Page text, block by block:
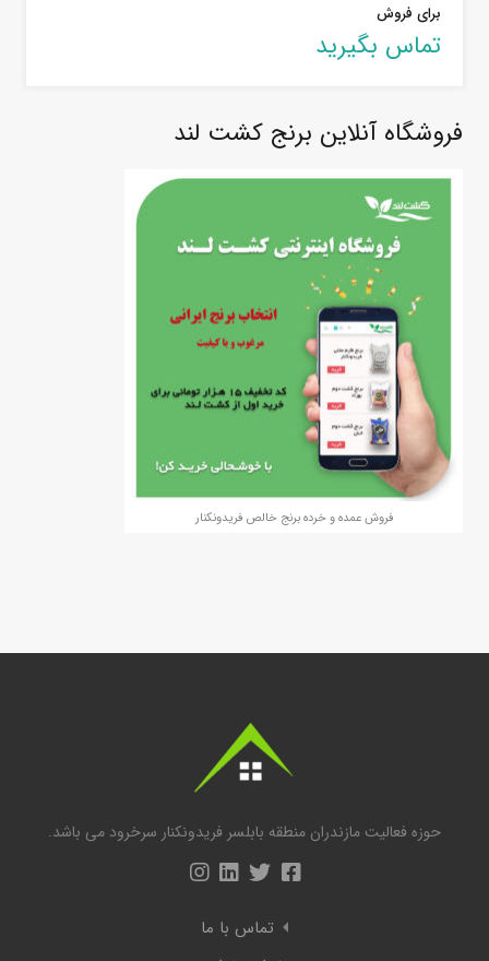
برای فروش
تماس بگیرید
فروشگاه آنلاین برنج کشت لند
فروش عمده و خرده برنج خالص فریدونکنار
حوزه فعالیت مازندران منطقه بابلسر فریدونکنار سرخرود می باشد.
تماس با ما